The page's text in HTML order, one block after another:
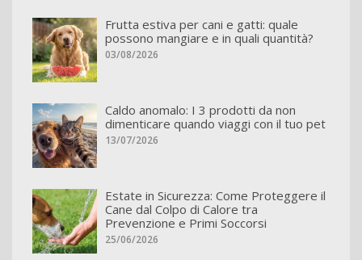
Frutta estiva per cani e gatti: quale
possono mangiare e in quali quantità?
03/08/2026
Caldo anomalo: I 3 prodotti da non
dimenticare quando viaggi con il tuo pet
13/07/2026
Estate in Sicurezza: Come Proteggere il
Cane dal Colpo di Calore tra
Prevenzione e Primi Soccorsi
25/06/2026